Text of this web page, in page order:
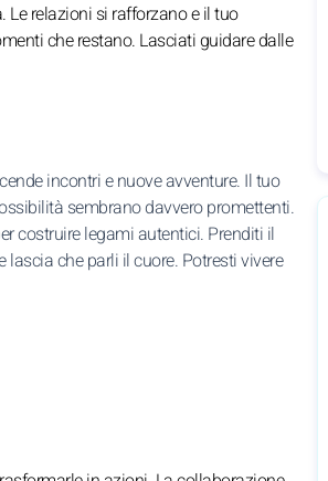
relazioni si rafforzano e il tuo
che restano. Lasciati guidare dalle
incontri e nuove avventure. Il tuo
sembrano davvero promettenti.
costruire legami autentici. Prenditi il
lascia che parli il cuore. Potresti vivere